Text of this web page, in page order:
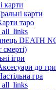
карти
карти
таро
ігри
до гри
гра